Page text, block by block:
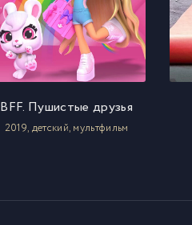
BFF. Пушистые друзья
2019, детский, мультфильм